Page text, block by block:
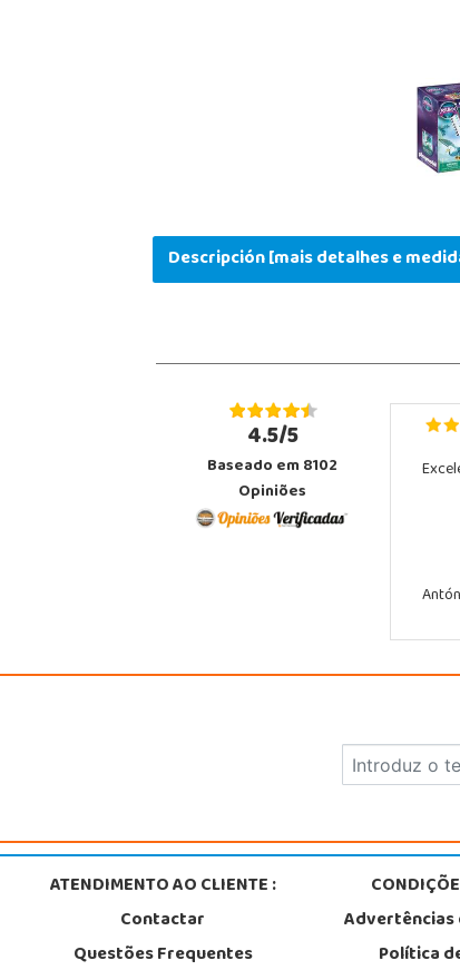
Descripción [mais detalhes e
4.5/5
Baseado em 8102
Opiniões
ATENDIMENTO AO CLIENTE :
Contactar
Questões Frequentes
Advertências
Política